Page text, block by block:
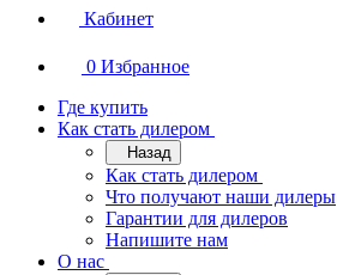
Кабинет
0 Избранное
Где купить
Как стать дилером
Назад
Как стать дилером
Что получают наши дилеры
Гарантии для дилеров
Напишите нам
О нас